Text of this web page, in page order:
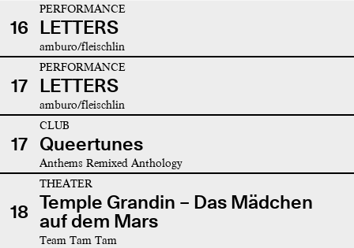
16
PERFORMANCE
LETTERS
amburo/fleischlin
17
PERFORMANCE
LETTERS
amburo/fleischlin
17
CLUB
Queertunes
Anthems Remixed Anthology
18
THEATER
Temple Grandin – Das Mädchen
auf dem Mars
Team Tam Tam